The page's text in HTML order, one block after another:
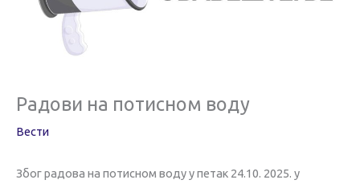
Радови на потисном воду
Вести
Због радова на потисном воду у петак 24.10. 2025. у